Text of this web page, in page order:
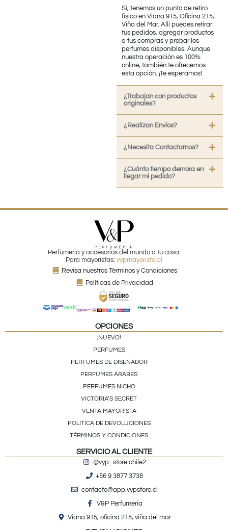
Sí, tenemos un punto de retiro
físico en Viana 915, Oficina 215,
Viña del Mar. Allí puedes retirar
tus pedidos, agregar productos
a tus compras y probar los
perfumes disponibles. Aunque
nuestra operación es 100%
online, también te ofrecemos
esta opción. ¡Te esperamos!
¿Trabajan con productos
originales?
¿Realizan Envíos?
¿Necesita Contactarnos?
¿Cuánto tiempo demora en
llegar mi pedido?
Perfumería y accesorios del mundo a tu casa.
Para mayoristas: vypmayorista.cl
Revisa nuestros Términos y Condiciones
Políticas de Privacidad
OPCIONES
¡NUEVO!
PERFUMES
PERFUMES DE DISEÑADOR
PERFUMES ÁRABES
PERFUMES NICHO
VICTORIA’S SECRET
VENTA MAYORISTA
POLÍTICA DE DEVOLUCIONES
TÉRMINOS Y CONDICIONES
SERVICIO AL CLIENTE
@vyp_store.chile2
+56 9 3877 3738
contacto@app.vypstore.cl
V&P Perfumeria
Viana 915, oficina 215, viña del mar